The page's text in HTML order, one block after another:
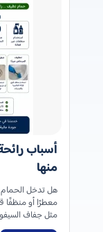
أسباب
منها
هل تدخل
معطرًا أو منظفًا
مثل جفاف